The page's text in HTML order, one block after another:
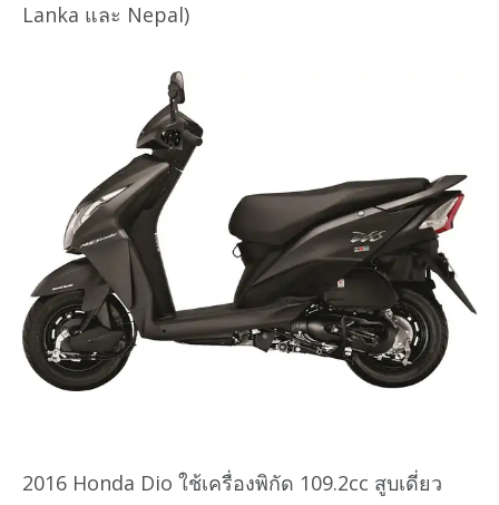
Lanka และ Nepal)
2016 Honda Dio ใช้เครื่องพิกัด 109.2cc สูบเดี่ยว